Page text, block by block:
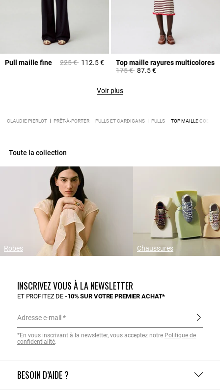
Pull maille fine Prix réduit à partir de
225 €à112.5 €
Top maille rayures multicolores
Prix réduit à partir de
175 €à87.5 €
Voir plus
CLAUDIE PIERLOT PRÊT-À-PORTER PULLS ET CARDIGANS PULLS TOP MAILLE COEURS
Toute la collection
Robes Chaussures
BESOIN D’AIDE ?
INSCRIVEZ VOUS À LA NEWSLETTER
ET PROFITEZ DE-10% SUR VOTRE PREMIER ACHAT*
Adresse e-mail
*En vous inscrivant à la newsletter, vous acceptez notre Politique de
confidentialité.